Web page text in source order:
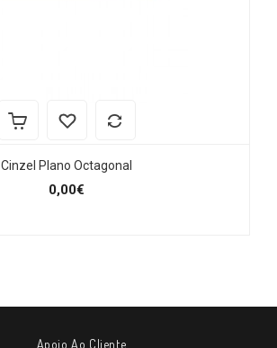
Cinzel Plano Octagonal
0,00€
Apoio Ao Cliente